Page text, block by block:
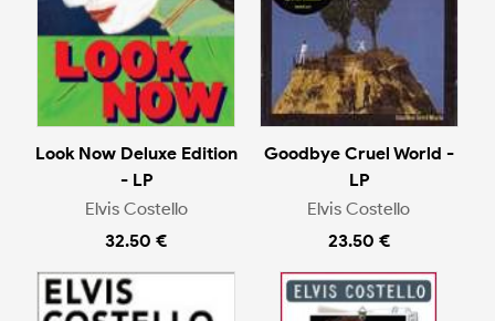
Look Now Deluxe Edition
- LP
Elvis Costello
32.50 €
Goodbye Cruel World -
LP
Elvis Costello
23.50 €